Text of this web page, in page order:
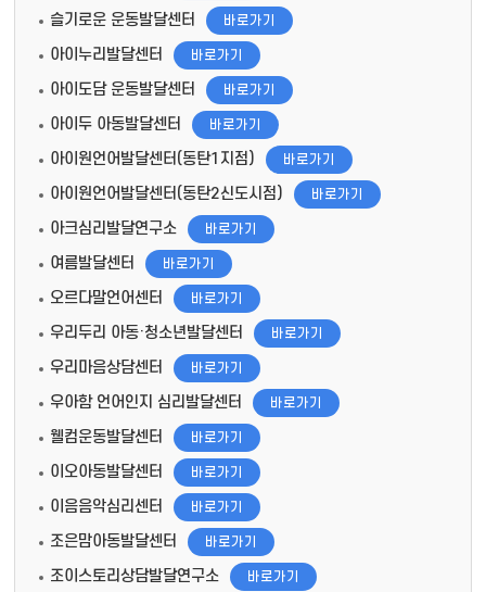
슬기로운 운동발달센터 바로가기
아이누리발달센터 바로가기
아이도담 운동발달센터 바로가기
아이두 아동발달센터 바로가기
아이원언어발달센터(동탄1지점) 바로가기
아이원언어발달센터(동탄2신도시점) 바로가기
아크심리발달연구소 바로가기
여름발달센터 바로가기
오르다말언어센터 바로가기
우리두리 아동·청소년발달센터 바로가기
우리마음상담센터 바로가기
우아함 언어인지 심리발달센터 바로가기
웰컴운동발달센터 바로가기
이오아동발달센터 바로가기
이음음악심리센터 바로가기
조은맘아동발달센터 바로가기
조이스토리상담발달연구소 바로가기